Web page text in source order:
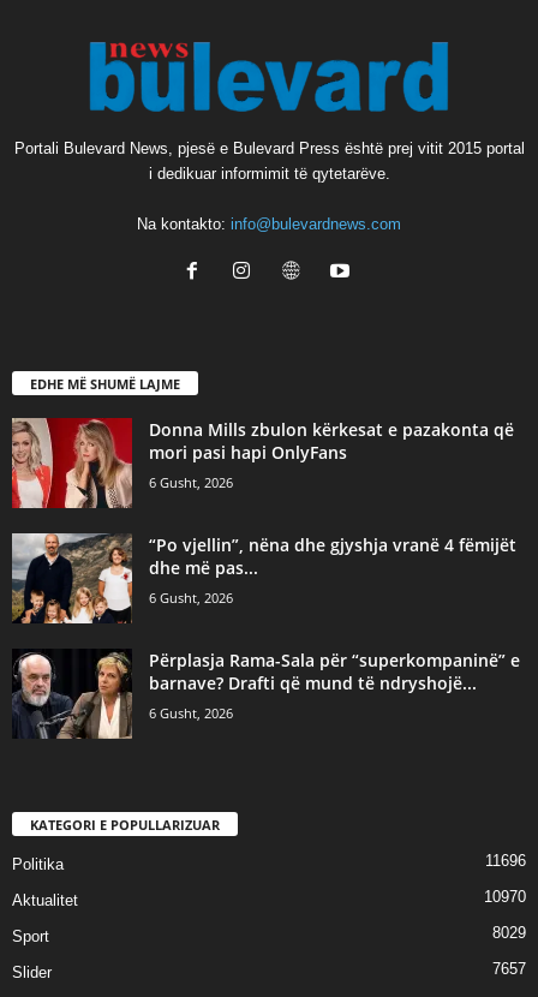
Portali Bulevard News, pjesë e Bulevard Press është prej vitit 2015 portal
i dedikuar informimit të qytetarëve.
Na kontakto: info@bulevardnews.com
EDHE MË SHUMË LAJME
Donna Mills zbulon kërkesat e pazakonta që
mori pasi hapi OnlyFans
6 Gusht, 2026
“Po vjellin”, nëna dhe gjyshja vranë 4 fëmijët
dhe më pas...
6 Gusht, 2026
Përplasja Rama-Sala për “superkompaninë” e
barnave? Drafti që mund të ndryshojë...
6 Gusht, 2026
KATEGORI E POPULLARIZUAR
Politika 11696
Aktualitet 10970
Sport 8029
Slider
7657